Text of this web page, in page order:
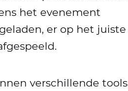
het evenement
er op het juiste
verschillende tools